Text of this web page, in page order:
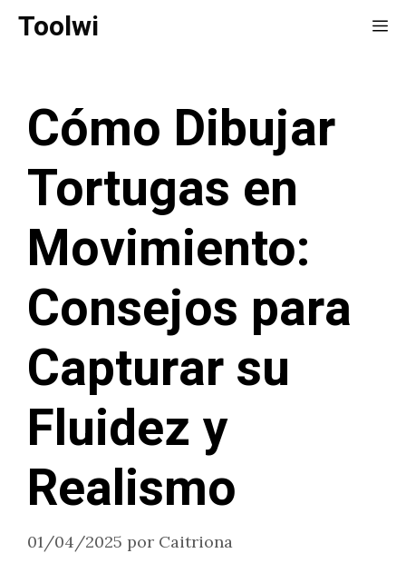
SaltarToolwi
Cómo Dibujar
Tortugas en
Movimiento:
Consejos para
Capturar su
Fluidez y
Realismo
01/04/2025 por Caitriona